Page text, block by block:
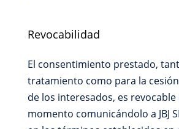
Revocabilidad
El consentimiento prestado,
tratamiento como para la
de los interesados, es
momento comunicándolo a JBJ